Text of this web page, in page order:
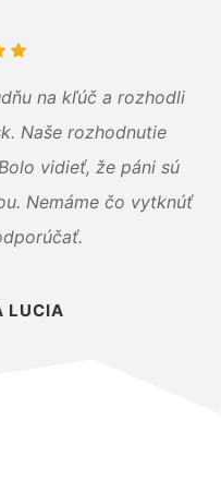
na kľúč a rozhodli
Naše rozhodnutie
vidieť, že páni sú
Nemáme čo vytknúť
LUCIA